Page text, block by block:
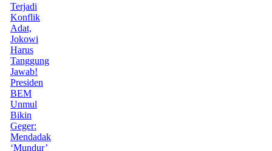
Terjadi
Konflik
Adat,
Jokowi
Harus
Tanggung
Jawab!
Presiden
BEM
Unmul
Bikin
Geger:
Mendadak
‘Mundur’